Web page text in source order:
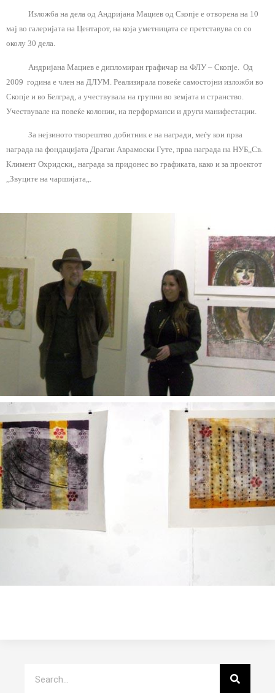
Изложба на дела од Андријана Мациев од Скопје е отворена на 10
мај во галеријата на Центарот, на која уметницата се претставува со со
околу 30 дела.
Андријана Мациев е дипломиран графичар на ФЛУ – Скопје. Од
2009 година е член на ДЛУМ. Реализирала повеќе самостојни изложби во
Скопје и во Белград, а учествувала на групни во земјата и странство.
Учествувале на повеќе колонии, на перформанси и други манифестации.
За нејзиното творештво добитник е на награди, меѓу кои прва
награда на фондацијата Драган Аврамоски Гуте, прва награда на НУБ,,Св.
Климент Охридски,, награда за придонес во графиката, како и за проектот
,,Звуците на чаршијата,,.